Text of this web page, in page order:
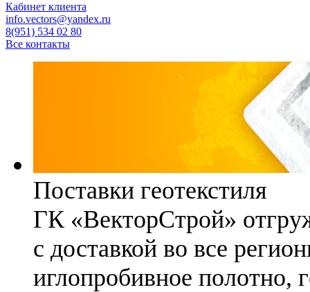
Кабинет клиента
info.vectors@yandex.ru
8(951) 534 02 80
Все контакты
Поставки геотекстиля
ГК «ВекторСтрой»
с доставкой во все
иглопробивное полотно,